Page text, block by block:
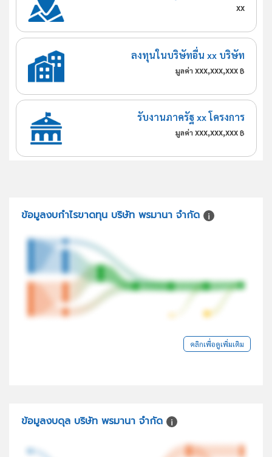
xx
ลงทุนในบริษัทอื่น xx บริษัท
มูลค่า xxx,xxx,xxx ฿
รับงานภาครัฐ xx โครงการ
มูลค่า xxx,xxx,xxx ฿
ข้อมูลงบกำไรขาดทุน บริษัท พรมานา จำกัด
คลิกเพื่อดูเพิ่มเติม
ข้อมูลงบดุล บริษัท พรมานา จำกัด